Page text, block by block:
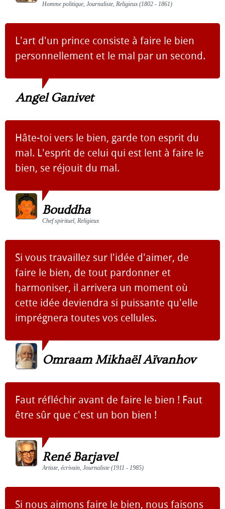
Homme politique, Journaliste, Religieux (1802 - 1861)
L'art d'un prince consiste à faire le bien
personnellement et le mal par un second.
Angel Ganivet
Hâte-toi vers le bien, garde ton esprit du
mal. L'esprit de celui qui est lent à faire le
bien, se réjouit du mal.
Bouddha
Chef spirituel, Religieux
Si vous travaillez sur l'idée d'aimer, de
faire le bien, de tout pardonner et
harmoniser, il arrivera un moment où
cette idée deviendra si puissante qu'elle
imprégnera toutes vos cellules.
Omraam Mikhaël Aïvanhov
Faut réfléchir avant de faire le bien ! Faut
être sûr que c'est un bon bien !
René Barjavel
Artiste, écrivain, Journaliste (1911 - 1985)
Si nous aimons faire le bien, nous faisons